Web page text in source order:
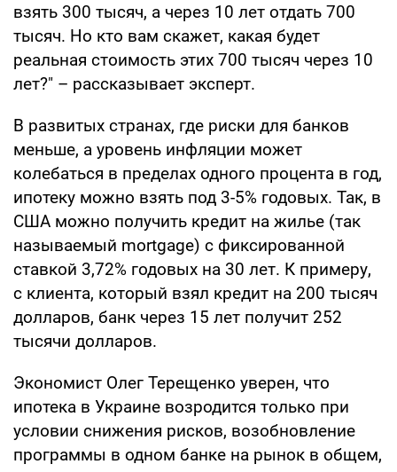
взять 300 тысяч, а через 10 лет отдать 700
тысяч. Но кто вам скажет, какая будет
реальная стоимость этих 700 тысяч через 10
лет?" – рассказывает эксперт.
В развитых странах, где риски для банков
меньше, а уровень инфляции может
колебаться в пределах одного процента в год,
ипотеку можно взять под 3-5% годовых. Так, в
США можно получить кредит на жилье (так
называемый mortgage) с фиксированной
ставкой 3,72% годовых на 30 лет. К примеру,
с клиента, который взял кредит на 200 тысяч
долларов, банк через 15 лет получит 252
тысячи долларов.
Экономист Олег Терещенко уверен, что
ипотека в Украине возродится только при
условии снижения рисков, возобновление
программы в одном банке на рынок в общем,